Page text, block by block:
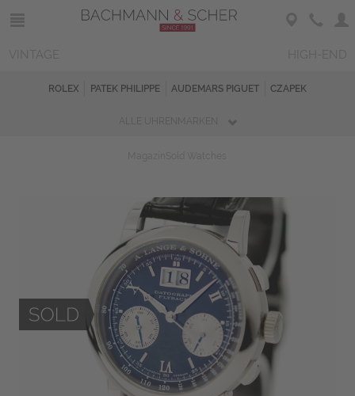
ROLEX PATEK PHILIPPE AUDEMARS PIGUET CZAPEK